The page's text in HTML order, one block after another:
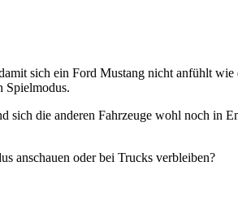
sich ein Ford Mustang nicht anfühlt
Spielmodus.
sich die anderen Fahrzeuge wohl noch
anschauen oder bei Trucks verbleiben?